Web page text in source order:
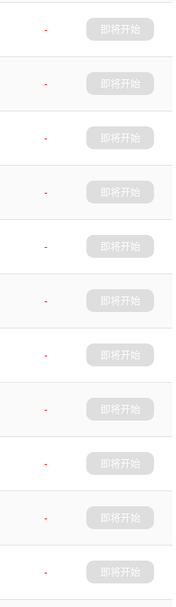
-
即将开始
-
即将开始
-
即将开始
-
即将开始
-
即将开始
-
即将开始
-
即将开始
-
即将开始
-
即将开始
-
即将开始
-
即将开始